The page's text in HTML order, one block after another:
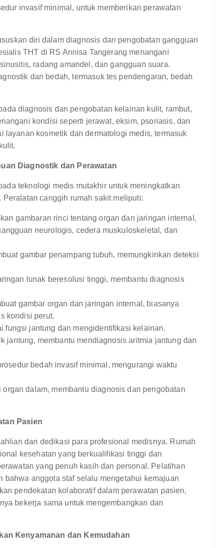
invasif minimal, untuk memberikan perawatan
diri dalam diagnosis dan pengobatan gangguan
THT di RS Annisa Tangerang menangani
radang amandel, dan gangguan suara.
dan bedah, termasuk tes pendengaran, bedah
diagnosis dan pengobatan kelainan kulit, rambut,
kondisi seperti jerawat, eksim, psoriasis, dan
kosmetik dan dermatologi medis, termasuk
Diagnostik dan Perawatan
teknologi medis mutakhir untuk meningkatkan
canggih rumah sakit meliputi:
gambaran rinci tentang organ dan jaringan internal,
neurologis, cedera muskuloskeletal, dan
gambar penampang tubuh, memungkinkan deteksi
lunak beresolusi tinggi, membantu diagnosis
gambar organ dan jaringan internal, biasanya
kondisi perut.
fungsi jantung dan mengidentifikasi kelainan.
jantung, membantu mendiagnosis aritmia jantung dan
bedah invasif minimal, mengurangi waktu
dalam, membantu diagnosis dan pengobatan
Pasien
dan dedikasi para profesional medisnya. Rumah
kesehatan yang berkualifikasi tinggi dan
yang penuh kasih dan personal. Pelatihan
anggota staf selalu mengetahui kemajuan
pendekatan kolaboratif dalam perawatan pasien,
bekerja sama untuk mengembangkan dan
Kenyamanan dan Kemudahan